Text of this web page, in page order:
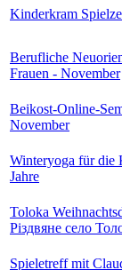
Kinderkram
Berufliche
Frauen - November
Beikost-Online-
November
Winteryoga für die
Jahre
Toloka
Різдвяне село
Spieletreff mit